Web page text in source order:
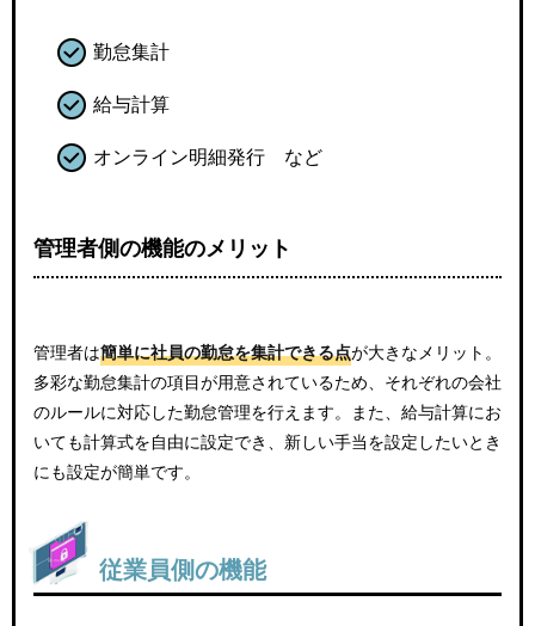
勤怠集計
給与計算
オンライン明細発行 など
管理者側の機能のメリット
管理者は簡単に社員の勤怠を集計できる点が大きなメリット。
多彩な勤怠集計の項目が用意されているため、それぞれの会社
のルールに対応した勤怠管理を行えます。また、給与計算にお
いても計算式を自由に設定でき、新しい手当を設定したいとき
にも設定が簡単です。
従業員側の機能